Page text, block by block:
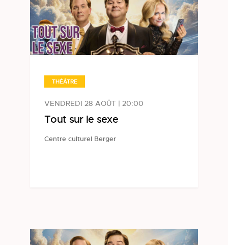
THÉÂTRE
VENDREDI 28 AOÛT | 20:00
Tout sur le sexe
Centre culturel Berger